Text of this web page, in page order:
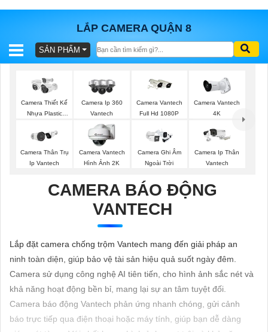
LẮP CAMERA QUẬN 8
BÁO
TRỌN
GÓI
SẢN
PHẨM
VẤN
LẮP
ĐẶT
PHỤ
SẢN PHẨM
Camera Thiết Kế
Nhựa Plastic
Camera Ip 360
Vantech
Camera Vantech
Full Hd 1080P
Camera Vantech
4K
Camera Thân Trụ
Ip Vantech
Camera Vantech
Hình Ảnh 2K
Camera Ghi Âm
Ngoài Trời
Camera Ip Thân
Vantech
CAMERA BÁO ĐỘNG
VANTECH
Lắp đặt camera chống trộm Vantech mang đến giải pháp an
ninh toàn diện, giúp bảo vệ tài sản hiệu quả suốt ngày đêm.
Camera sử dụng công nghệ AI tiên tiến, cho hình ảnh sắc nét và
khả năng hoạt động bền bỉ, mang lại sự an tâm tuyệt đối.
Camera báo động Vantech phản ứng nhanh chóng, gửi cảnh
báo trực tiếp qua điện thoại hoặc máy tính, giúp bạn dễ dàng